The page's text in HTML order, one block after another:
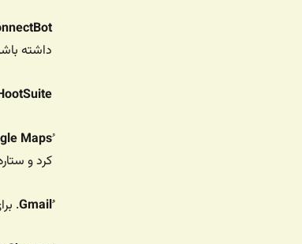
داشته
Maps
کرد و
ُGmail .